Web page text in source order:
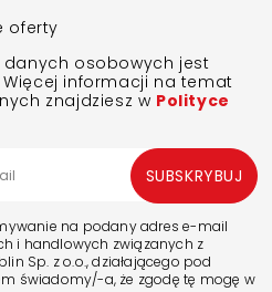
oferty
osobowych jest
Więcej informacji na temat
znajdziesz w Polityce
na podany adres e-mail
i handlowych związanych z
Sp. z o.o., działającego pod
świadomy/-a, że zgodę tę mogę w
SUBSKRYBUJ